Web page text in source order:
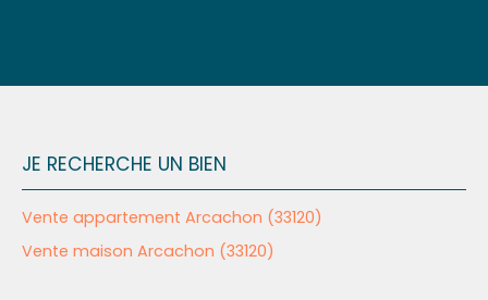
JE RECHERCHE UN BIEN
Vente appartement Arcachon (33120)
Vente maison Arcachon (33120)